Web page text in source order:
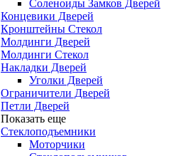
Соленоиды Замков Дверей
Концевики Дверей
Кронштейны Стекол
Молдинги Дверей
Молдинги Стекол
Накладки Дверей
Уголки Дверей
Ограничители Дверей
Петли Дверей
Показать еще
Стеклоподъемники
Моторчики